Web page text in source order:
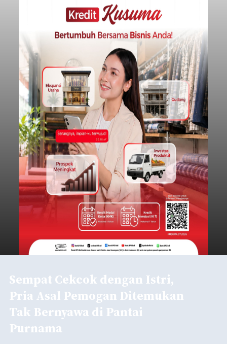
Sempat Cekcok dengan Istri,
Pria Asal Pemogan Ditemukan
Tak Bernyawa di Pantai
Purnama